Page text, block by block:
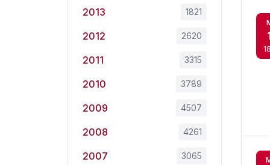
2013 1821
2012 2620
2011 3315
2010 3789
2009 4507
2008 4261
2007 3065